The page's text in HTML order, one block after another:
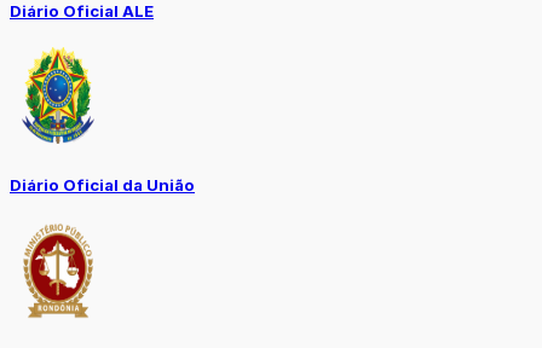
Diário Oficial ALE
Diário Oficial da União